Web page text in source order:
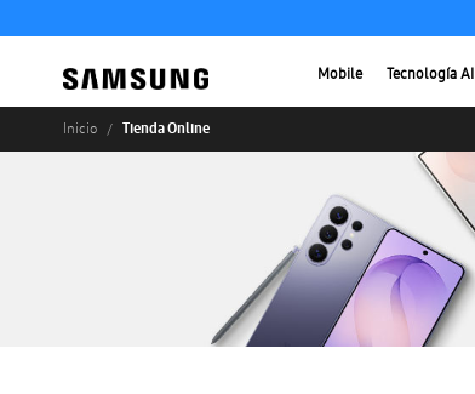
Mobile Tecnología AI
Inicio Tienda Online